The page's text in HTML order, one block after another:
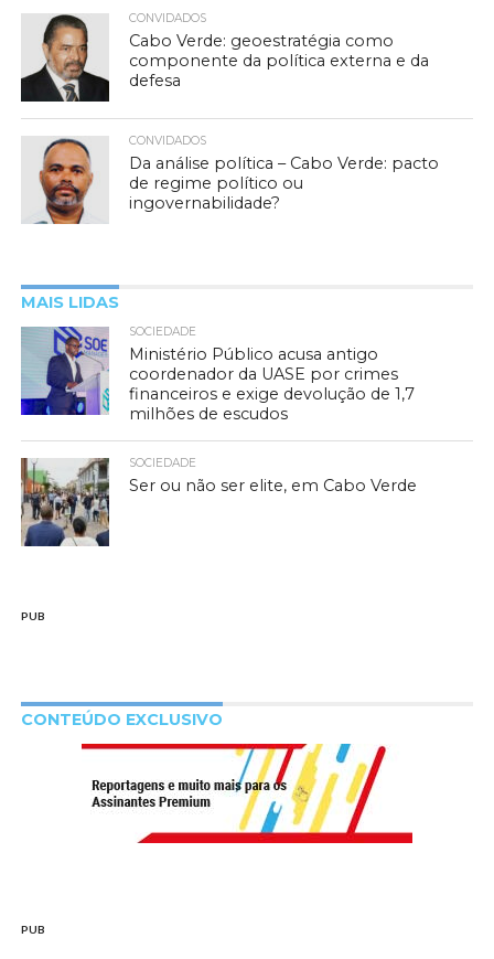
CONVIDADOS
Cabo Verde: geoestratégia como
componente da política externa e da
defesa
CONVIDADOS
Da análise política – Cabo Verde: pacto
de regime político ou
ingovernabilidade?
MAIS LIDAS
SOCIEDADE
Ministério Público acusa antigo
coordenador da UASE por crimes
financeiros e exige devolução de 1,7
milhões de escudos
SOCIEDADE
Ser ou não ser elite, em Cabo Verde
PUB
CONTEÚDO EXCLUSIVO
PUB